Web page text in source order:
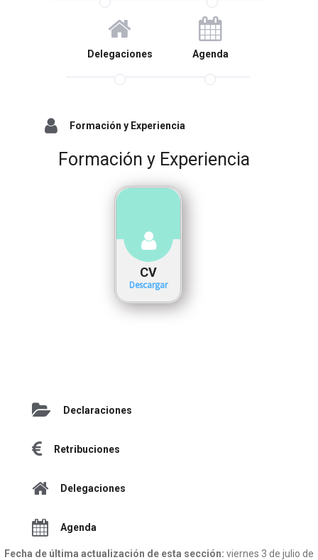
Delegaciones Agenda
Formación y Experiencia
Formación y Experiencia
CV
Descargar
Declaraciones
Retribuciones
Delegaciones
Agenda
Fecha de última actualización de esta sección: viernes 3 de julio de